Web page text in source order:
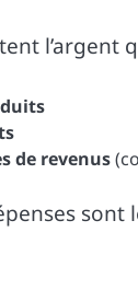
l’argent
de revenus